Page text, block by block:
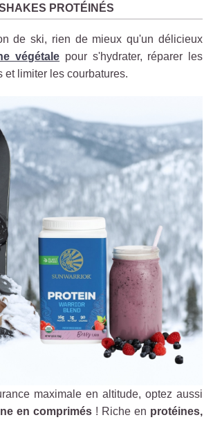
PROTÉINÉS
de ski, rien de mieux qu'un délicieux
végétale pour s'hydrater, réparer les
et limiter les courbatures.
maximale en altitude, optez aussi
en comprimés ! Riche en protéines,